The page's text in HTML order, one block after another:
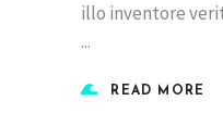
illo inventore
READ MORE